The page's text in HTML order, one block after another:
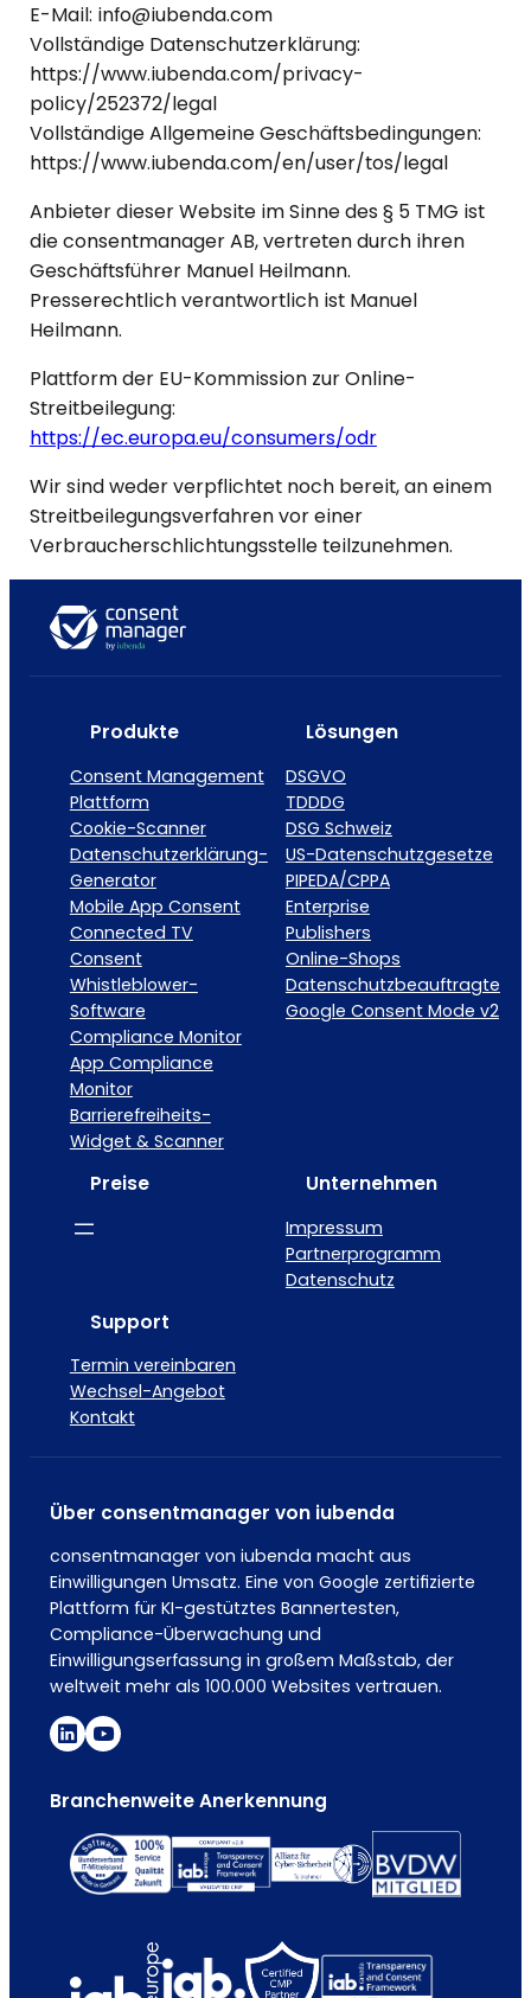
E-Mail: info@iubenda.com
Vollständige Datenschutzerklärung:
https://www.iubenda.com/privacy-
policy/252372/legal
Vollständige Allgemeine Geschäftsbedingungen:
https://www.iubenda.com/en/user/tos/legal
Anbieter dieser Website im Sinne des § 5 TMG ist
die consentmanager AB, vertreten durch ihren
Geschäftsführer Manuel Heilmann.
Presserechtlich verantwortlich ist Manuel
Heilmann.
Plattform der EU-Kommission zur Online-
Streitbeilegung:
https://ec.europa.eu/consumers/odr
Wir sind weder verpflichtet noch bereit, an einem
Streitbeilegungsverfahren vor einer
Verbraucherschlichtungsstelle teilzunehmen.
Produkte
Consent Management
Plattform
Cookie-Scanner
Datenschutzerklärung-
Generator
Mobile App Consent
Connected TV
Consent
Whistleblower-
Software
Compliance Monitor
App Compliance
Monitor
Barrierefreiheits-
Widget & Scanner
Lösungen
DSGVO
TDDDG
DSG Schweiz
US-Datenschutzgesetze
PIPEDA/CPPA
Enterprise
Publishers
Online-Shops
Datenschutzbeauftragte
Google Consent Mode v2
Preise Unternehmen
Impressum
Partnerprogramm
Datenschutz
Support
Termin vereinbaren
Wechsel-Angebot
Kontakt
Über consentmanager von iubenda
consentmanager von iubenda macht aus
Einwilligungen Umsatz. Eine von Google zertifizierte
Plattform für KI-gestütztes Bannertesten,
Compliance-Überwachung und
Einwilligungserfassung in großem Maßstab, der
weltweit mehr als 100.000 Websites vertrauen.
Branchenweite Anerkennung